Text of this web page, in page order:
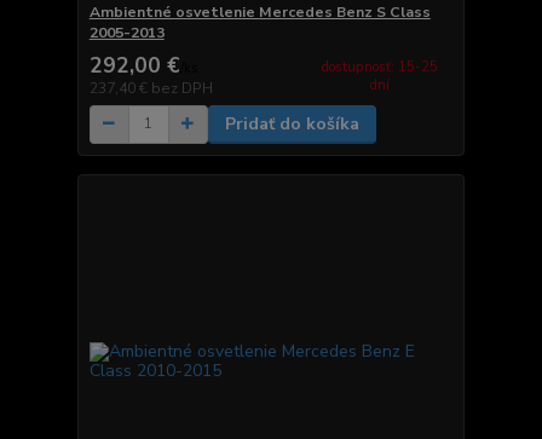
Ambientné osvetlenie Mercedes Benz S Class
2005-2013
292,00 €
237,40 € bez DPH
dostupnosť: 15-25
dní
Pridať do košíka